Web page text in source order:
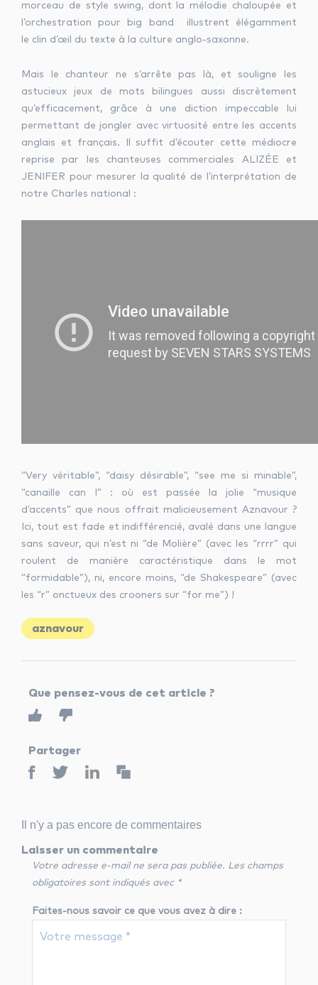
morceau de style swing, dont la mélodie chaloupée et
l’orchestration pour big band illustrent élégamment
le clin d’œil du texte à la culture anglo-saxonne.
Mais le chanteur ne s’arrête pas là, et souligne les
astucieux jeux de mots bilingues aussi discrètement
qu’efficacement, grâce à une diction impeccable lui
permettant de jongler avec virtuosité entre les accents
anglais et français. Il suffit d’écouter cette médiocre
reprise par les chanteuses commerciales ALIZÉE et
JENIFER pour mesurer la qualité de l’interprétation de
notre Charles national :
“Very véritable”, “daisy désirable”, “see me si minable”,
“canaille can I” : où est passée la jolie “musique
d’accents” que nous offrait malicieusement Aznavour ?
Ici, tout est fade et indifférencié, avalé dans une langue
sans saveur, qui n’est ni “de Molière” (avec les “rrrr” qui
roulent de manière caractéristique dans le mot
“formidable”), ni, encore moins, “de Shakespeare” (avec
les “r” onctueux des crooners sur “for me”) !
aznavour
Que pensez-vous de cet article ?
Partager
Il n'y a pas encore de commentaires
Laisser un commentaire
Votre adresse e-mail ne sera pas publiée. Les champs
obligatoires sont indiqués avec *
Faites-nous savoir ce que vous avez à dire :